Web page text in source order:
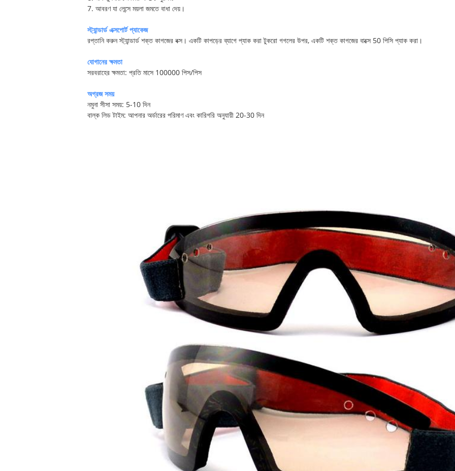
7. আবরণ যা লেন্সে ময়লা জমতে বাধা দেয়।
স্ট্যান্ডার্ড এক্সপোর্ট প্যাকেজ
রপ্তানি করুন স্ট্যান্ডার্ড শক্ত কাগজের বক্স। একটি কাপড়ের ব্যাগে প্যাক করা টুকরো গগলের উপর, একটি শক্ত কাগজের বাক্সে 50 পিসি প্যাক করা।
যোগানের ক্ষমতা
সরবরাহের ক্ষমতা: প্রতি মাসে 100000 পিস/পিস
অগ্রজ সময়
নমুনা সীসা সময়: 5-10 দিন
বাল্ক লিড টাইম: আপনার অর্ডারের পরিমাণ এবং কারিগরি অনুযায়ী 20-30 দিন